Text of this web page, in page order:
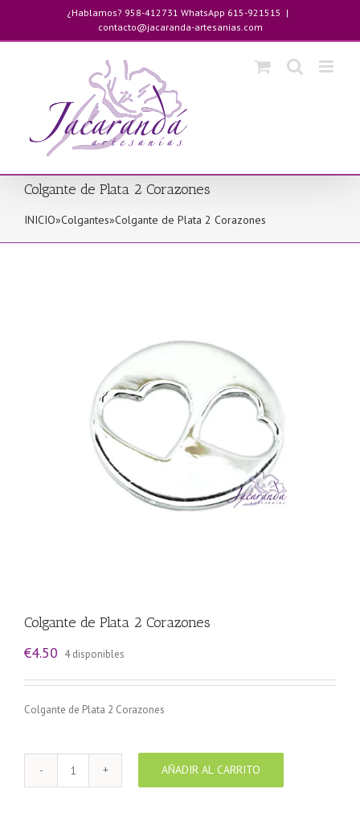
contenido
¿Hablamos? 958-412731 WhatsApp 615-921515 |
contacto@jacaranda-artesanias.com
Colgante de Plata 2 Corazones
INICIO»Colgantes»Colgante de Plata 2 Corazones
Colgante de Plata 2 Corazones
€4.50 4 disponibles
Colgante de Plata 2 Corazones
Colgante
de
AÑADIR AL CARRITO